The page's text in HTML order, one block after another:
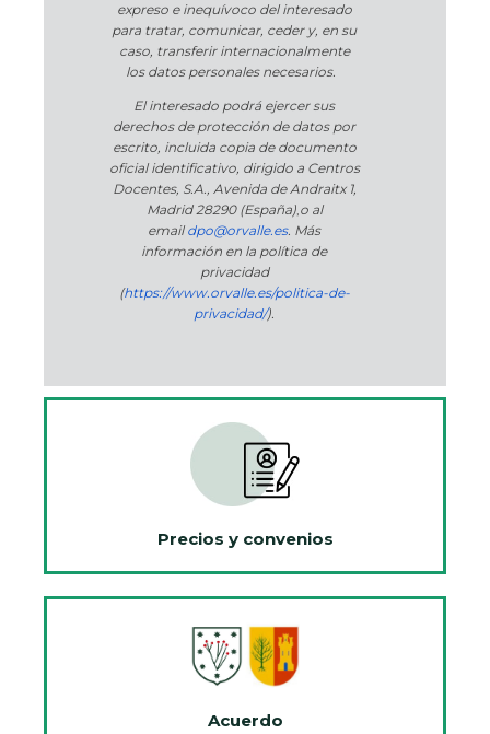
expreso e inequívoco del interesado
para tratar, comunicar, ceder y, en su
caso, transferir internacionalmente
los datos personales necesarios.
El interesado podrá ejercer sus
derechos de protección de datos por
escrito, incluida copia de documento
oficial identificativo, dirigido a Centros
Docentes, S.A., Avenida de Andraitx 1,
Madrid 28290 (España),o al
emaildpo@orvalle.es. Más
información en la política de
privacidad
(https://www.orvalle.es/politica-de-
privacidad/).
Precios y convenios
Acuerdo